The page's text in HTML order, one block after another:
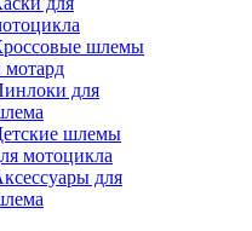
шлемы
мотард
для
шлемы
мотоцикла
для